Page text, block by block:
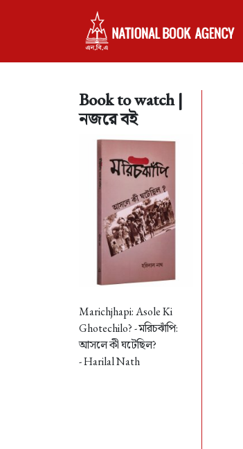
Book to watch |
নজরে বই
Marichjhapi: Asole Ki
Ghotechilo? -মরিচঝাঁপি:
আসলে কী ঘটেছিল?
- Harilal Nath